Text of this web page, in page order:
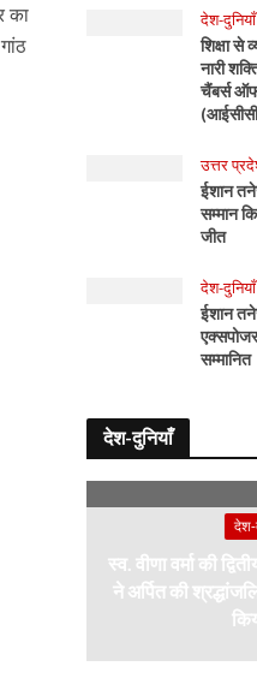
का
देश-दुनियाँ
शिक्षा से
नारी
चैंबर्स
उत्तर
ईशान
सम्मान
जीत
देश-दुनियाँ
ईशान
सम्मानित
देश-दुनियाँ
देश-
स्व. वीणा वर्मा की
ने अर्पित की